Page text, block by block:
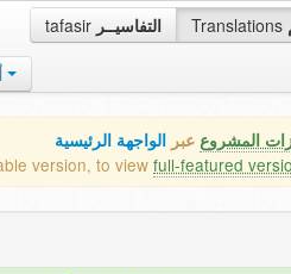
tafasir التفاسيــر Translations
المشروع عبر الواجهة الرئيسية
version, to view full-featured